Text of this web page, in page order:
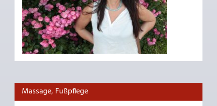
Massage, Fußpflege